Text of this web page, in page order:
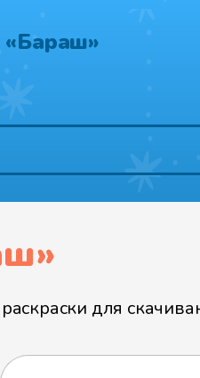
«Бараш»
для